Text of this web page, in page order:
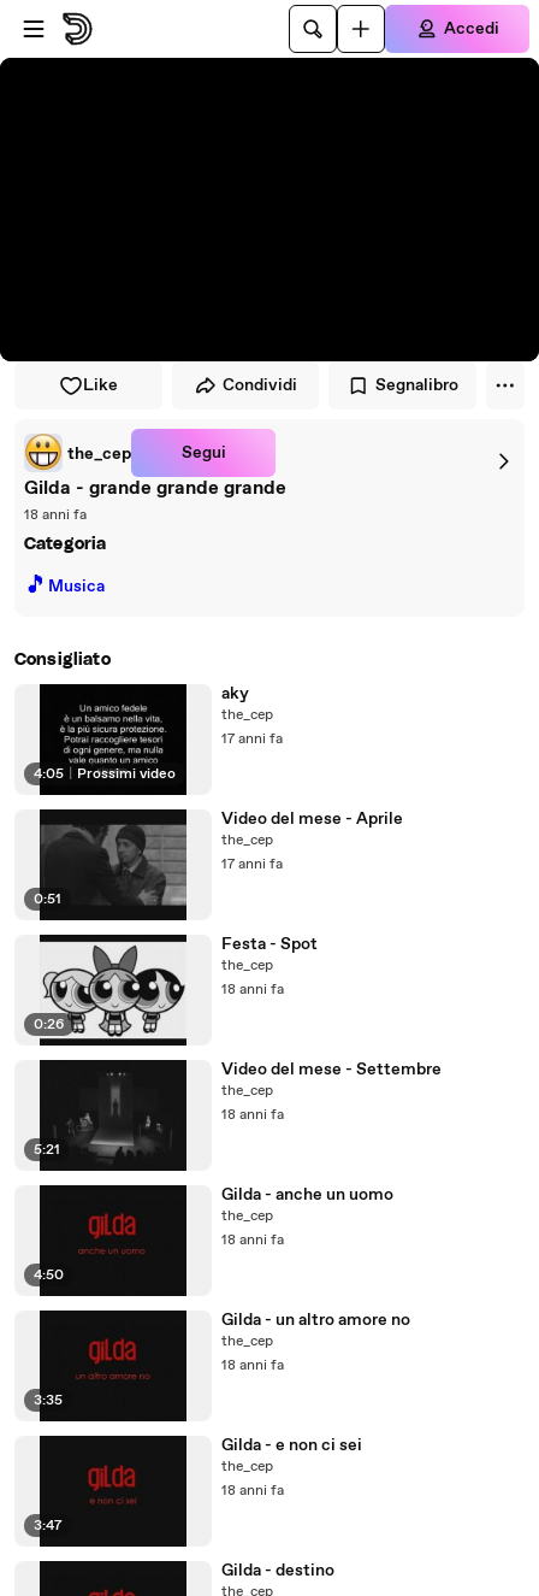
Vai al lettore
Passa al contenuto principale
Accedi
Like Condividi Segnalibro
the_cep Segui
Gilda - grande grande grande
18 anni fa
Categoria
🎵 Musica
Consigliato
4:05 Prossimi video
aky
the_cep
17 anni fa
0:51
Video del mese - Aprile
the_cep
17 anni fa
0:26
Festa - Spot
the_cep
18 anni fa
5:21
Video del mese - Settembre
the_cep
18 anni fa
4:50
Gilda - anche un uomo
the_cep
18 anni fa
3:35
Gilda - un altro amore no
the_cep
18 anni fa
3:47
Gilda - e non ci sei
the_cep
18 anni fa
Gilda - destino